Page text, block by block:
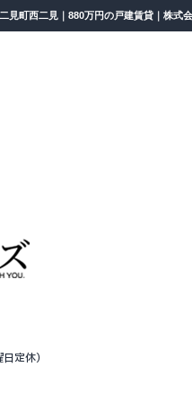
町西二見｜880万円の戸建賃貸｜株式
定休）